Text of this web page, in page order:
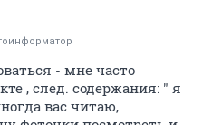
- мне часто
, след. содержания: " я
вас читаю,